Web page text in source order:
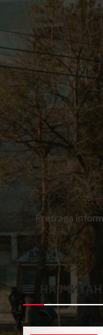
3 5
10 11 12
17 18 19
24 25 26
<